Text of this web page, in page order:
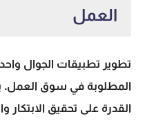
العمل
تطوير تطبيقات الجوال
المطلوبة في سوق العمل.
القدرة على تحقيق الابتكار